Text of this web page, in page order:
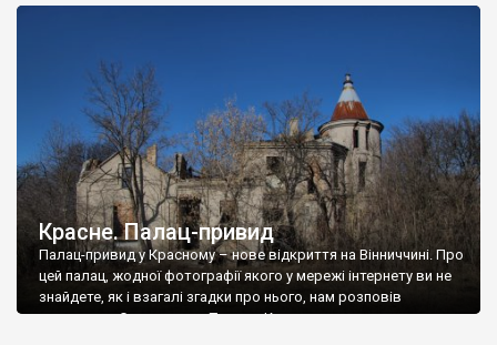
Красне. Палац-привид
Палац-привид у Красному – нове відкриття на Вінниччині. Про
цей палац, жодної фотографії якого у мережі інтернету ви не
знайдете, як і взагалі згадки про нього, нам розповів
мешканець Самгородка. Палац у Красному вразив не лише